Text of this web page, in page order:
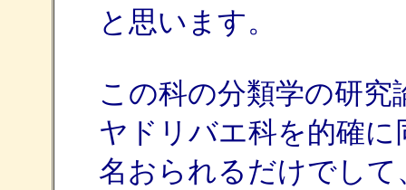
と思います。
この科の分類学の研
ヤドリバエ科を的確
名おられるだけでし